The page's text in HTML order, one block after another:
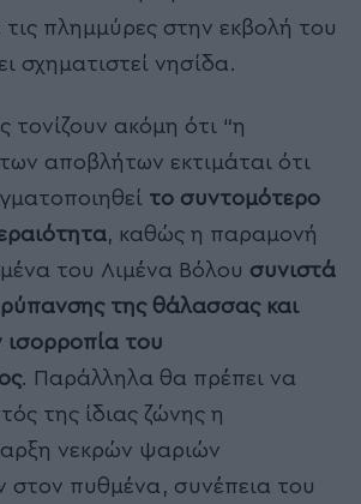
πλημμύρες στην εκβολή του
σχηματιστεί νησίδα.
τονίζουν ακόμη ότι “η
αποβλήτων εκτιμάται ότι
το συντομότερο
, καθώς η παραμονή
του Λιμένα Βόλου συνιστά
ρύπανσης της θάλασσας και
ισορροπία του
. Παράλληλα θα πρέπει να
της ίδιας ζώνης η
νεκρών ψαριών
στον πυθμένα, συνέπεια του